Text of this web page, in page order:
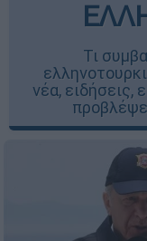
Τι
νέα, ειδήσεις,